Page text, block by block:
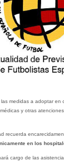
medidas a adoptar en
y otras
recuerda
en los
cargo de las